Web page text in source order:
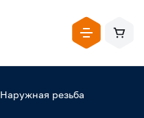
Наружная резьба